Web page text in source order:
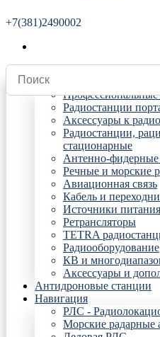
+7(381)2490002
Радиостанции
Профессиональные
Радиостанции
Аксессуары к
Радиостанции,
стационарные
Антенно-фидерные
Речные и морские
Авиационная связь
Кабель и
Источники питания
Ретрансляторы
TETRA
Радиооборудование
КВ и
Аксессуары и
Антидроновые станции
Навигация
РЛС -
Морские радарные